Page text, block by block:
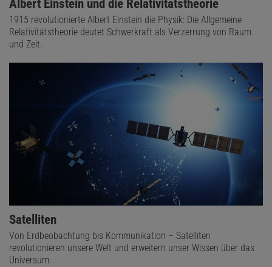
Albert Einstein und die Relativitätstheorie
1915 revolutionierte Albert Einstein die Physik: Die Allgemeine
Relativitätstheorie deutet Schwerkraft als Verzerrung von Raum
und Zeit.
Satelliten
Von Erdbeobachtung bis Kommunikation – Satelliten
revolutionieren unsere Welt und erweitern unser Wissen über das
Universum.